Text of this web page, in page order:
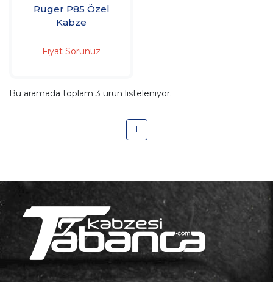
Ruger P85 Özel
Kabze
Fiyat Sorunuz
Bu aramada toplam3 ürün listeleniyor.
1